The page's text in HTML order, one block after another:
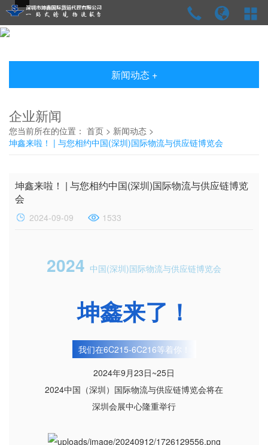
新闻动态 +
企业新闻
您当前所在的位置： 首页 > 新闻动态 >
坤鑫来啦！ | 与您相约中国(深圳)国际物流与供应链博览会
坤鑫来啦！ | 与您相约中国(深圳)国际物流与供应链博览
会
2024-09-09 1533
2024 中国(深圳)国际物流与供应链博览会
坤鑫来了！
我们在6C215-6C216等着你！
2024年9月23日~25日
2024中国（深圳）国际物流与供应链博览会将在
深圳会展中心隆重举行